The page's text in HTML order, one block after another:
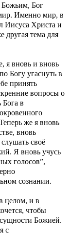
Божьим, Бог
Именно мир, в
Иисуса Христа и
другая тема для
я вновь и вновь
Богу угаснуть в
принять
вопросы о
Бога в
же я вновь
вновь
своё
Я вновь учусь
голосов”,
сознании.
целом, и в
чтобы
Божией.
с